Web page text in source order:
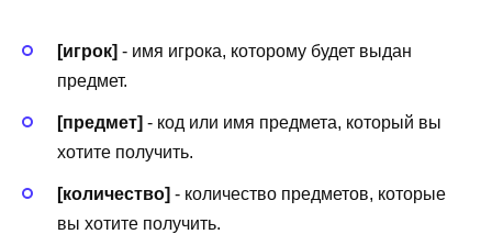
[игрок] - имя игрока, которому будет выдан
предмет.
[предмет] - код или имя предмета, который вы
хотите получить.
[количество] - количество предметов, которые
вы хотите получить.